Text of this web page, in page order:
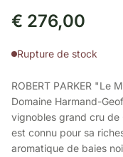
€ 276,00
Rupture de stock
ROBERT PARKER "Le
Domaine Harmand-
vignobles grand cru de
est connu pour sa
aromatique de baies